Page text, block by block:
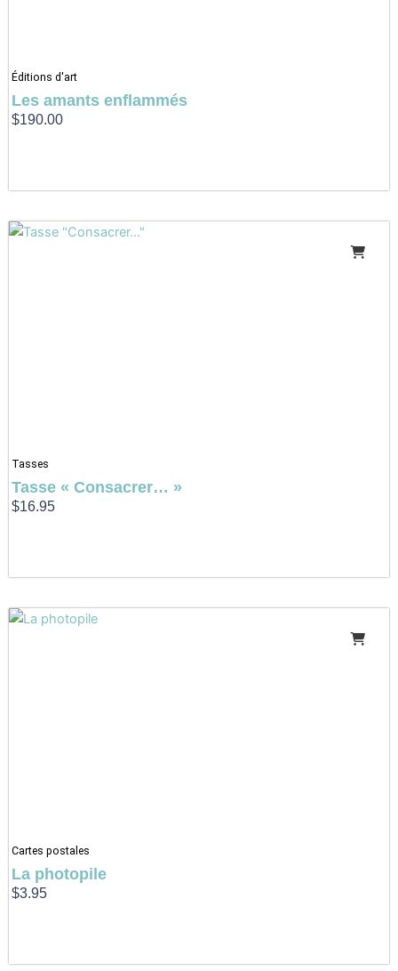
Éditions d'art
Les amants enflammés
$190.00
Tasses
Tasse « Consacrer… »
$16.95
Cartes postales
La photopile
$3.95